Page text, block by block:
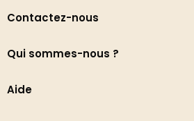
Contactez-nous
Qui sommes-nous ?
Aide